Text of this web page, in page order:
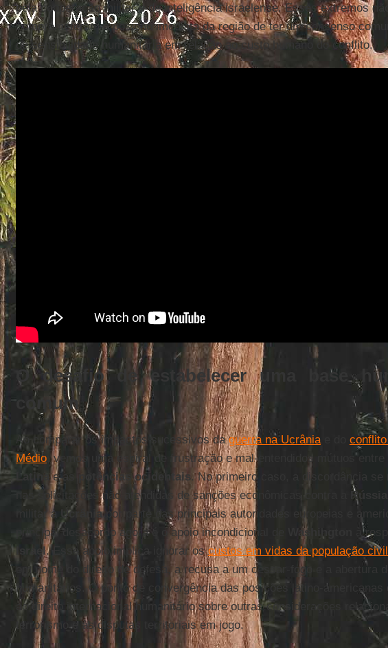
pela cooperação militar e de inteligência israelense. Esses extremos não
comprometeram a posição imediata da região de ter um consenso
de sensibilidade humanitária em relação ao custo humano do conflito.
O desafio de estabelecer uma base
comum
Ao comparar os impactos sucessivos daguerra na Ucrâniae do
Médio, vemos uma espiral de frustração e mal-entendidos mútuos
Latina e as potências ocidentais. No primeiro caso, a discordância se
nas solicitações não atendidas de sanções econômicas contra a
Rússia
militar à
Ucrâniapor parte das principais autoridades europeias e
principal desacordo agora é o apoio incondicional de
Washington
à
Israel. Esse apoio implica ignorar oscustos em vidas da população civil
em nome do direito de defesa, a recusa a um cessar-fogo e a abertura
humanitários. O ponto de convergência das posições latino-americanas
ao direito internacional humanitário sobre outras considerações
terrorismo e às disputas territoriais em jogo.